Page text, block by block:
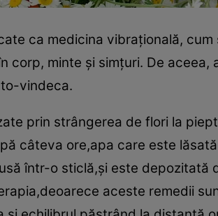
ca medicina vibraţională,
corp, minte şi simţuri. De
vindeca.
prin strângerea de flori la
câteva ore,apa care este
într-o sticlă,şi este
aceste remedii